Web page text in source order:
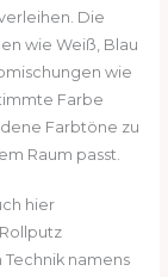
Die
wie Weiß, Blau
wie
Farbe
Farbtöne zu
Raum passt.
hier
namens